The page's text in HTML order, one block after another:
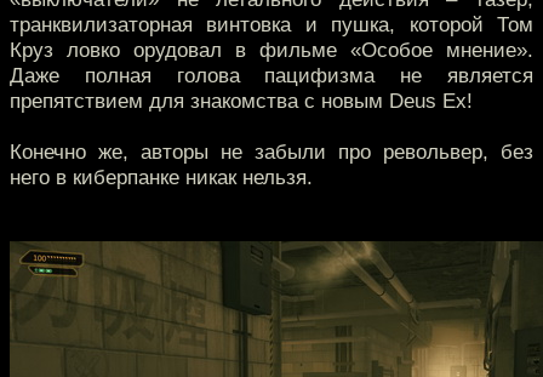
транквилизаторная винтовка и пушка, которой Том
Круз ловко орудовал в фильме «Особое мнение».
Даже полная голова пацифизма не является
препятствием для знакомства с новым Deus Ex!
Конечно же, авторы не забыли про револьвер, без
него в киберпанке никак нельзя.